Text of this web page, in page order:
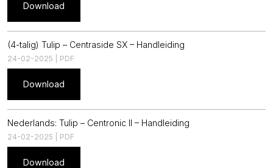
Download
(4-talig) Tulip – Centraside SX – Handleiding
24-02-2025 | PDF
Download
Nederlands: Tulip – Centronic II – Handleiding
24-02-2025 | PDF
Download